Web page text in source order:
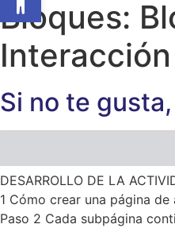
Bloques:
Interacción
Si no te gusta,
DESARROLLO DE LA
1 Cómo crear una página
Paso 2 Cada subpágina